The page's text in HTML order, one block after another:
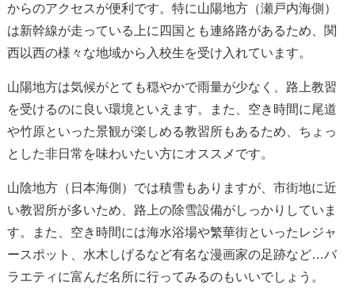
からのアクセスが便利です。特に山陽地方（瀬戸内海側）
は新幹線が走っている上に四国とも連絡路があるため、関
西以西の様々な地域から入校生を受け入れています。
山陽地方は気候がとても穏やかで雨量が少なく、路上教習
を受けるのに良い環境といえます。また、空き時間に尾道
や竹原といった景観が楽しめる教習所もあるため、ちょっ
とした非日常を味わいたい方にオススメです。
山陰地方（日本海側）では積雪もありますが、市街地に近
い教習所が多いため、路上の除雪設備がしっかりしていま
す。また、空き時間には海水浴場や繁華街といったレジャ
ースポット、水木しげるなど有名な漫画家の足跡など…バ
ラエティに富んだ名所に行ってみるのもいいでしょう。